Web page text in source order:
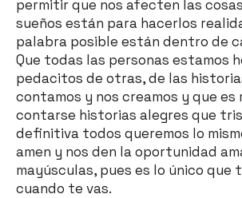
permitir que nos afecten las
sueños están para hacerlos
palabra posible están dentro de
Que todas las personas estamos
pedacitos de otras, de las
contamos y nos creamos y que es
contarse historias alegres que
definitiva todos queremos lo
amen y nos den la oportunidad
mayúsculas, pues es lo único que
cuando te vas.